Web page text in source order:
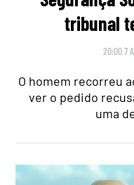
tribunal
20:00 7
O homem recorreu
ver o pedido
uma